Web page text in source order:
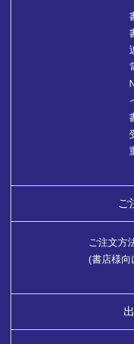
ご
ご注文方
(書店様向